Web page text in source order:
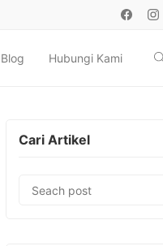
Blog Hubungi Kami
Cari Artikel